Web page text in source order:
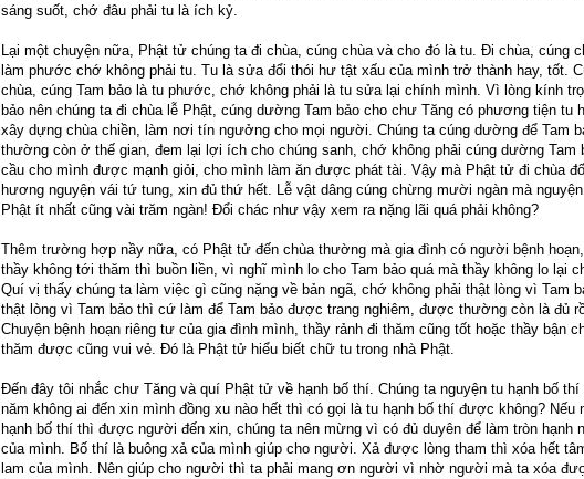
sáng suốt, chớ đâu phải tu là ích kỷ.
Lại một chuyện nữa, Phật tử chúng ta đi chùa, cúng chùa và cho đó là tu. Đi chùa, cúng
làm phước chớ không phải tu. Tu là sửa đổi thói hư tật xấu của mình trở thành hay, tốt.
chùa, cúng Tam bảo là tu phước, chớ không phải là tu sửa lại chính mình. Vì lòng kính
bảo nên chúng ta đi chùa lễ Phật, cúng dường Tam bảo cho chư Tăng có phương tiện tu
xây dựng chùa chiền, làm nơi tín ngưởng cho mọi người. Chúng ta cúng dường để Tam
thường còn ở thế gian, đem lại lợi ích cho chúng sanh, chớ không phải cúng dường Tam
cầu cho mình được mạnh giỏi, cho mình làm ăn được phát tài. Vậy mà Phật tử đi chùa
hương nguyện vái tứ tung, xin đủ thứ hết. Lễ vật dâng cúng chừng mười ngàn mà
Phật ít nhất cũng vài trăm ngàn! Đổi chác như vậy xem ra nặng lãi quá phải không?
Thêm trường hợp nầy nữa, có Phật tử đến chùa thường mà gia đình có người bệnh
thầy không tới thăm thì buồn liền, vì nghĩ mình lo cho Tam bảo quá mà thầy không lo lại
Quí vị thấy chúng ta làm việc gì cũng nặng về bản ngã, chớ không phải thật lòng vì Tam
thật lòng vì Tam bảo thì cứ làm để Tam bảo được trang nghiêm, được thường còn là đủ
Chuyện bệnh hoạn riêng tư của gia đình mình, thầy rảnh đi thăm cũng tốt hoặc thầy bận
thăm được cũng vui vẻ. Đó là Phật tử hiểu biết chữ tu trong nhà Phật.
Đến đây tôi nhắc chư Tăng và quí Phật tử về hạnh bố thí. Chúng ta nguyện tu hạnh bố thí
năm không ai đến xin mình đồng xu nào hết thì có gọi là tu hạnh bố thí được không? Nếu
hạnh bố thí thì được người đến xin, chúng ta nên mừng vì có đủ duyên để làm tròn hạnh
của mình. Bố thí là buông xả của mình giúp cho người. Xả được lòng tham thì xóa hết
lam của mình. Nên giúp cho người thì ta phải mang ơn người vì nhờ người mà ta xóa